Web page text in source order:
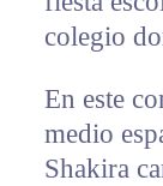
colegio
En este
medio
Shakira